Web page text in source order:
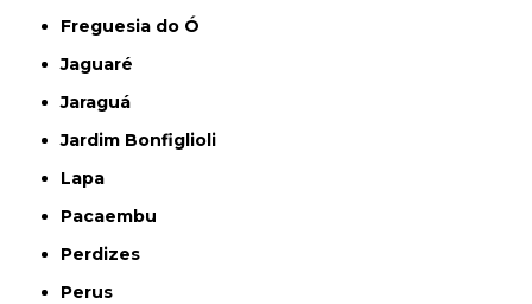
Freguesia do Ó
Jaguaré
Jaraguá
Jardim Bonfiglioli
Lapa
Pacaembu
Perdizes
Perus